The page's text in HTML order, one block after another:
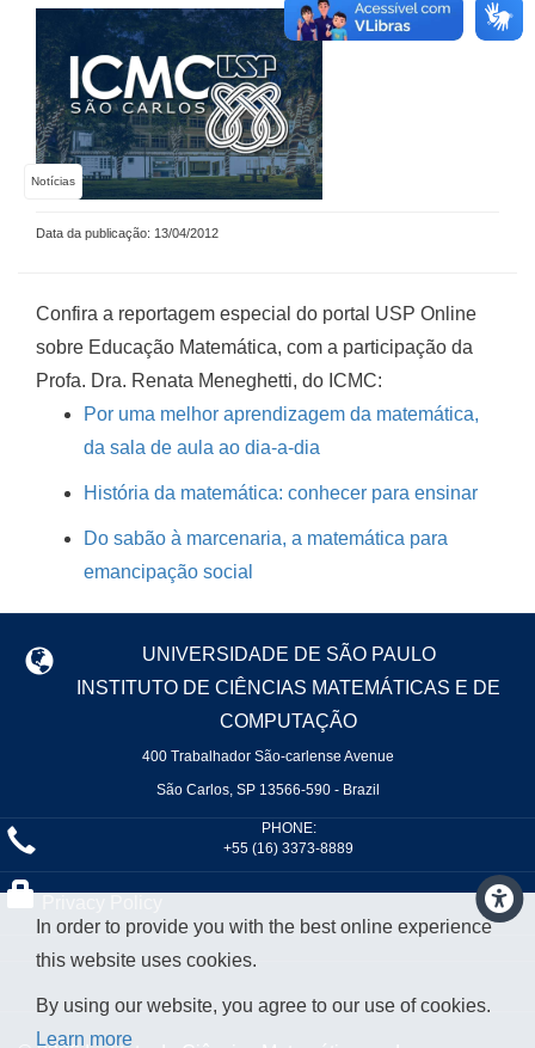
Notícias
Data da publicação: 13/04/2012
Confira a reportagem especial do portal USP Online
sobre Educação Matemática, com a participação da
Profa. Dra. Renata Meneghetti, do ICMC:
Por uma melhor aprendizagem da matemática,
da sala de aula ao dia-a-dia
História da matemática: conhecer para ensinar
Do sabão à marcenaria, a matemática para
emancipação social
UNIVERSIDADE DE SÃO PAULO
INSTITUTO DE CIÊNCIAS MATEMÁTICAS E DE
COMPUTAÇÃO
400 Trabalhador São-carlense Avenue
São Carlos, SP 13566-590 - Brazil
PHONE:
+55 (16) 3373-8889
In order to provide you with the best online experience
this website uses cookies.
By using our website, you agree to our use of cookies.
Learn more